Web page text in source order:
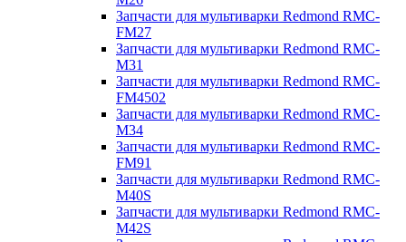
Запчасти для мультиварки Redmond RMC-
FM27
Запчасти для мультиварки Redmond RMC-
M31
Запчасти для мультиварки Redmond RMC-
FM4502
Запчасти для мультиварки Redmond RMC-
M34
Запчасти для мультиварки Redmond RMC-
FM91
Запчасти для мультиварки Redmond RMC-
M40S
Запчасти для мультиварки Redmond RMC-
M42S